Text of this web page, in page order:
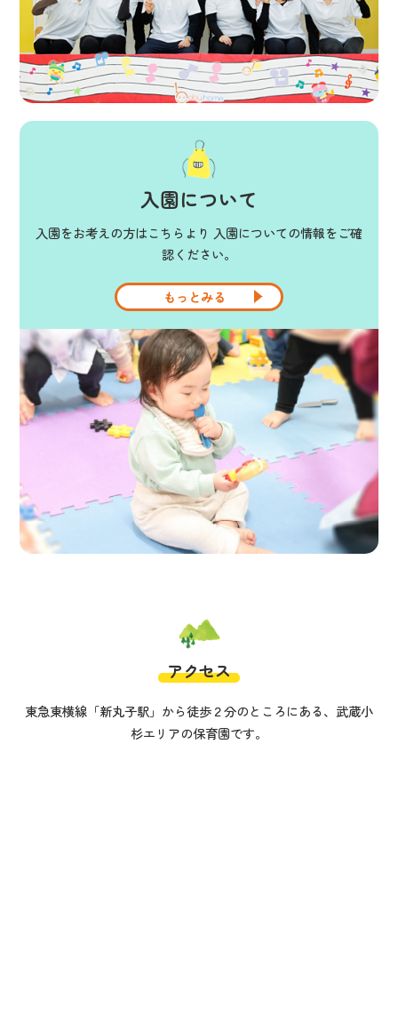
入園について
入園をお考えの方はこちらより 入園についての情報をご確
認ください。
もっとみる
アクセス
東急東横線「新丸子駅」から徒歩２分のところにある、武蔵小
杉エリアの保育園です。